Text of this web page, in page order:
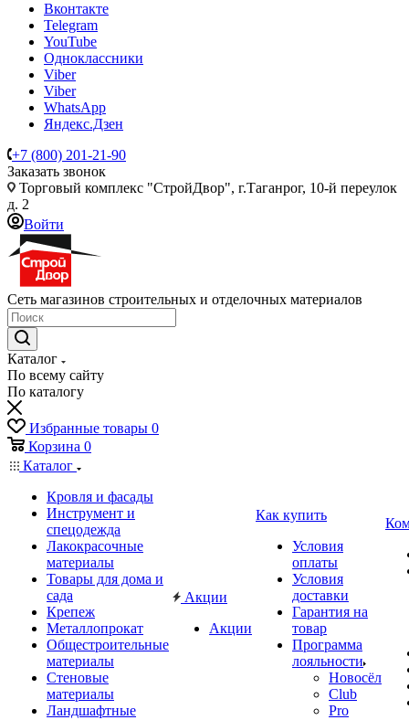
Вконтакте
Telegram
YouTube
Одноклассники
Viber
Viber
WhatsApp
Яндекс.Дзен
+7 (800) 201-21-90
Заказать звонок
Торговый комплекс "СтройДвор", г.Таганрог, 10-й переулок
д. 2
Войти
Сеть магазинов строительных и отделочных материалов
Каталог
По всему сайту
По каталогу
Избранные товары 0
Корзина 0
Каталог
Кровля и фасады
Инструмент и
спецодежда
Лакокрасочные
материалы
Товары для дома и
сада
Крепеж
Металлопрокат
Общестроительные
материалы
Стеновые
материалы
Ландшафтные
Акции
Акции
Как купить
Условия
оплаты
Условия
доставки
Гарантия на
товар
Программа
лояльности
Новосёл
Club
Pro